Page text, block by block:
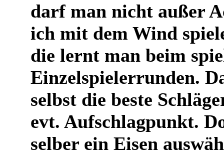
darf man nicht außer
ich mit dem Wind
die lernt man beim
Einzelspielerrunden.
selbst die beste
evt. Aufschlagpunkt.
selber ein Eisen